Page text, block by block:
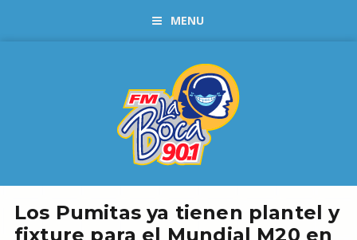
MENU
Los Pumitas ya tienen plantel y
fixture para el Mundial M20 en